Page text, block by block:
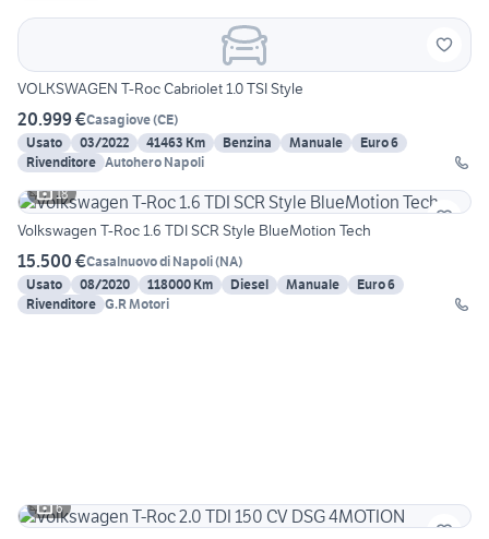
VOLKSWAGEN T-Roc Cabriolet 1.0 TSI Style
20.999 €Casagiove(CE)
Usato
03/2022 41463 Km Benzina Manuale
Euro 6
Rivenditore Autohero Napoli
18
Volkswagen T-Roc 1.6 TDI SCR Style BlueMotion Tech
15.500 €Casalnuovo di Napoli(NA)
Usato
08/2020 118000 Km Diesel Manuale
Euro 6
Rivenditore G.R Motori
6